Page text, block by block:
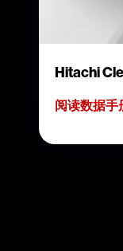
Hitachi
阅读数据手